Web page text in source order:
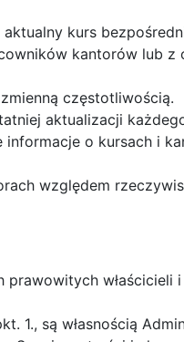
kurs
kantorów lub z
częstotliwością.
aktualizacji
o kursach i
względem
właścicieli
1., są własnością